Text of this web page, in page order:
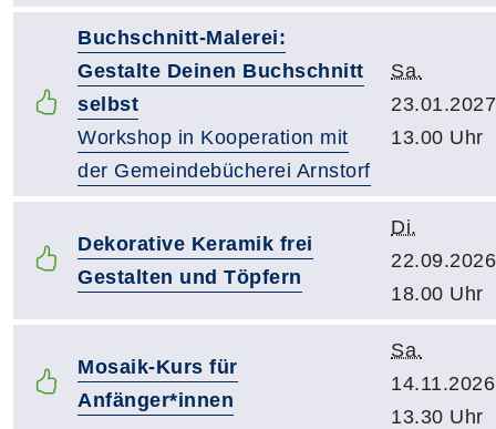
Buchschnitt-Malerei:
Gestalte Deinen Buchschnitt
selbst
Workshop in Kooperation mit
der Gemeindebücherei Arnstorf
Sa.
13.00 Uhr
Dekorative Keramik frei
Gestalten und Töpfern
Di.
18.00 Uhr
Mosaik-Kurs für
Anfänger*innen
Sa.
13.30 Uhr